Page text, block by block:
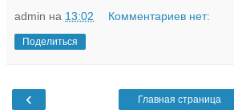
admin на 13:02 Комментариев нет:
Поделиться
‹ Главная страница